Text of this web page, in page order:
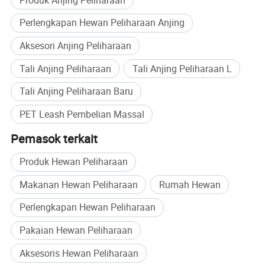
Berbagai jenis produk tersedia di perusahaan kami. Kami
senang untuk mendapatkan pertanyaan Anda dan kami
akan membalas secepat mungkin. Kita memegang prinsip
"kualitas yang pertama, layanan yang diberikan terlebih
dahulu, perbaikan berkelanjutan dan inovasi untuk
memenuhi pelanggan" untuk manajemen dan "cacat nol,
keluhan nol" sebagai sasaran kualitas.
Perlengkapan Hewan Peliharaan Anjing
Aksesori Anjing Peliharaan
Tali Anjing Peliharaan
Tali Anjing Peliharaan L
Tali Anjing Peliharaan Baru
PET Leash Pembelian Massal
Pemasok terkait
Produk Hewan Peliharaan
Makanan Hewan Peliharaan
Rumah Hewan
Perlengkapan Hewan Peliharaan
Pakaian Hewan Peliharaan
Aksesoris Hewan Peliharaan